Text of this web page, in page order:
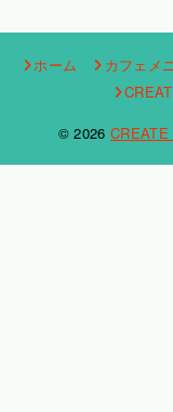
ホーム カフェメ
© 2026